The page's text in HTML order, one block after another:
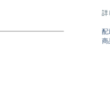
詳
配
商